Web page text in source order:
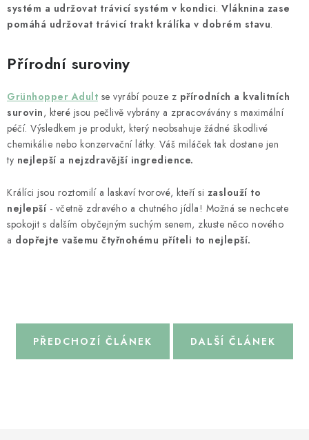
systém a udržovat trávicí systém v kondici. Vláknina zase
pomáhá udržovat trávicí trakt králíka v dobrém stavu.
Přírodní suroviny
Grünhopper Adult se vyrábí pouze z přírodních a kvalitních
surovin, které jsou pečlivě vybrány a zpracovávány s maximální
péčí. Výsledkem je produkt, který neobsahuje žádné škodlivé
chemikálie nebo konzervační látky. Váš miláček tak dostane jen
ty nejlepší a nejzdravější ingredience.
Králíci jsou roztomilí a laskaví tvorové, kteří si zaslouží to
nejlepší - včetně zdravého a chutného jídla! Možná se nechcete
spokojit s dalším obyčejným suchým senem, zkuste něco nového
a dopřejte vašemu čtyřnohému příteli to nejlepší.
PŘEDCHOZÍ ČLÁNEK DALŠÍ ČLÁNEK